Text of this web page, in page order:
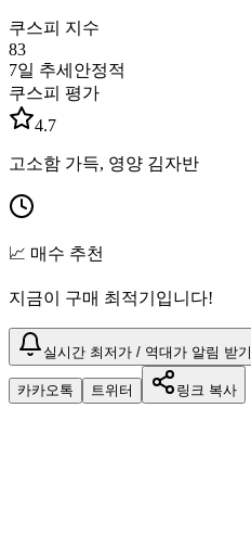
쿠스피 지수
83
7일 추세 안정적
쿠스피 평가
4.7
고소함 가득, 영양 김자반
📈 매수 추천
지금이 구매 최적기입니다!
실시간 최저가 / 역대가 알림 받기
카카오톡 트위터 링크 복사